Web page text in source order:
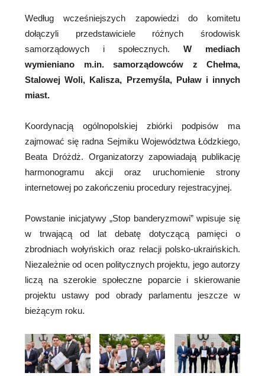
Według wcześniejszych zapowiedzi do komitetu
dołączyli przedstawiciele różnych środowisk
samorządowych i społecznych. W mediach
wymieniano m.in. samorządowców z Chełma,
Stalowej Woli, Kalisza, Przemyśla, Puław i innych
miast.
Koordynacją ogólnopolskiej zbiórki podpisów ma
zajmować się radna Sejmiku Województwa Łódzkiego,
Beata Dróżdż. Organizatorzy zapowiadają publikację
harmonogramu akcji oraz uruchomienie strony
internetowej po zakończeniu procedury rejestracyjnej.
Powstanie inicjatywy „Stop banderyzmowi” wpisuje się
w trwającą od lat debatę dotyczącą pamięci o
zbrodniach wołyńskich oraz relacji polsko-ukraińskich.
Niezależnie od ocen politycznych projektu, jego autorzy
liczą na szerokie społeczne poparcie i skierowanie
projektu ustawy pod obrady parlamentu jeszcze w
bieżącym roku.